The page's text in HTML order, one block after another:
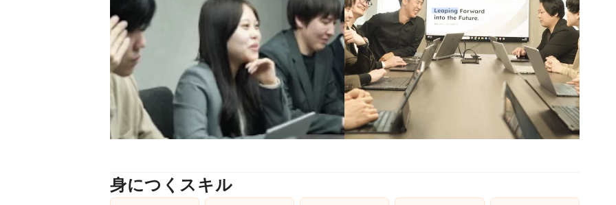
身につくスキル